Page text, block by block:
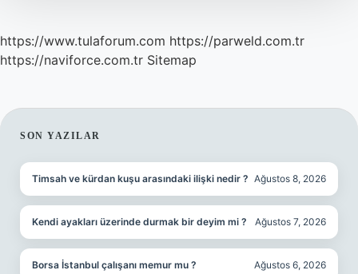
https://www.tulaforum.com https://parweld.com.tr
https://naviforce.com.tr Sitemap
SIDEBAR
SON YAZILAR
Timsah ve kürdan kuşu arasındaki ilişki nedir ? Ağustos 8, 2026
Kendi ayakları üzerinde durmak bir deyim mi ? Ağustos 7, 2026
Borsa İstanbul çalışanı memur mu ? Ağustos 6, 2026